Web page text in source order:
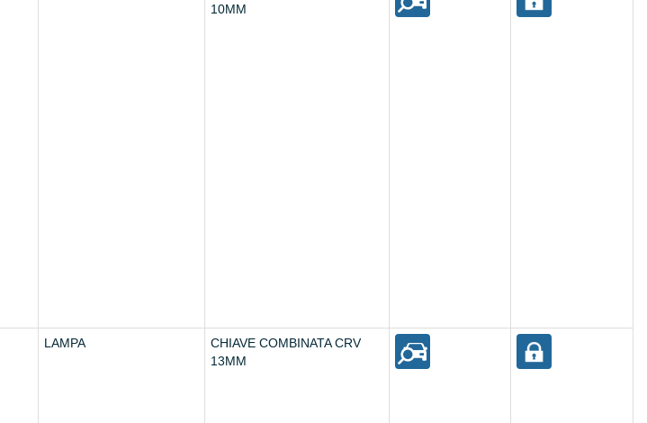
10MM
LAMPA
CHIAVE COMBINATA CRV
13MM